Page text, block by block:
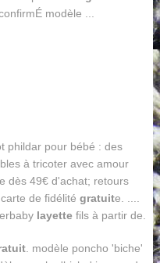
modèle ...
phildar pour bébé : des
à tricoter avec amour
dès 49€ d'achat; retours
de fidélité gratuite. ....
layettefils à partir de.
. modèle poncho 'biche'